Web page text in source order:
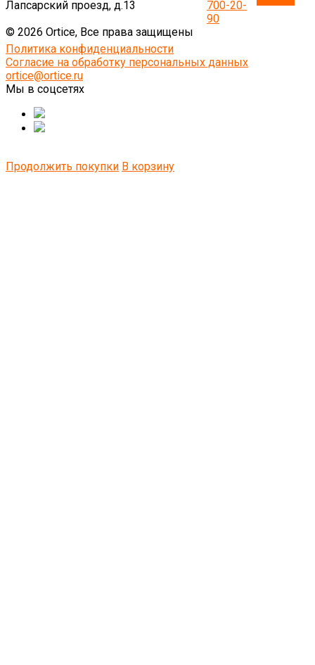
Лапсарский проезд, д.13
700-20-
90
© 2026 Ortice, Все права защищены
Политика конфиденциальности
Согласие на обработку персональных данных
ortice@ortice.ru
Мы в соцсетях
Продолжить покупки В корзину